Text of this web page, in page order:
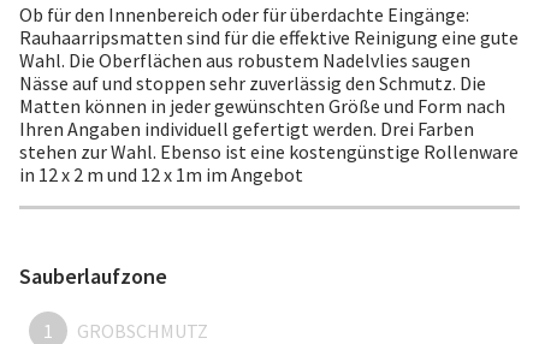
Ob für den Innenbereich oder für überdachte Eingänge:
Rauhaarripsmatten sind für die effektive Reinigung eine gute
Wahl. Die Oberflächen aus robustem Nadelvlies saugen
Nässe auf und stoppen sehr zuverlässig den Schmutz. Die
Matten können in jeder gewünschten Größe und Form nach
Ihren Angaben individuell gefertigt werden. Drei Farben
stehen zur Wahl. Ebenso ist eine kostengünstige Rollenware
in 12 x 2 m und 12 x 1m im Angebot
Sauberlaufzone
1 GROBSCHMUTZ